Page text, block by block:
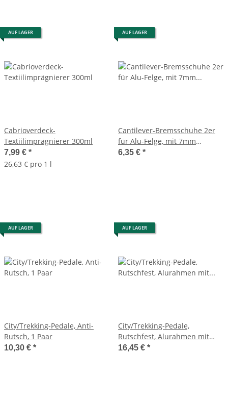
AUF LAGER
Cabrioverdeck-
Textiilimprägnierer 300ml
7,99 € *
26,63 € pro 1 l
AUF LAGER
Cantilever-Bremsschuhe 2er
für Alu-Felge, mit 7mm
Stiftbefestigung
6,35 € *
AUF LAGER
City/Trekking-Pedale, Anti-
Rutsch, 1 Paar
10,30 € *
AUF LAGER
City/Trekking-Pedale,
Rutschfest, Alurahmen mit
Reflektoren, silber-schwarz
16,45 € *